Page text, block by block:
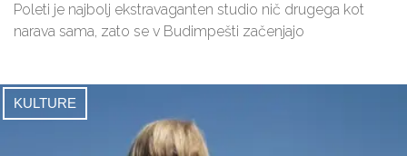
Poleti je najbolj ekstravaganten studio nič drugega kot
narava sama, zato se v Budimpešti začenjajo
KULTURE